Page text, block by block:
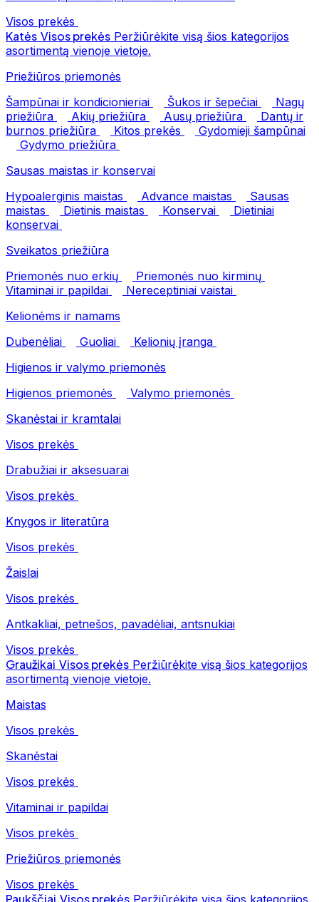
Visos prekės
Katės Visos prekės Peržiūrėkite visą šios kategorijos
asortimentą vienoje vietoje.
Priežiūros priemonės
Šampūnai ir kondicionieriai
Šukos ir šepečiai
Nagų
priežiūra
Akių priežiūra Ausų priežiūra
Dantų ir
burnos priežiūra
Kitos prekės
Gydomieji šampūnai
Gydymo priežiūra
Sausas maistas ir konservai
Hypoalerginis maistas
Advance maistas
Sausas
maistas
Dietinis maistas Konservai
Dietiniai
konservai
Sveikatos priežiūra
Priemonės nuo erkių
Priemonės nuo kirminų
Vitaminai ir papildai
Nereceptiniai vaistai
Kelionėms ir namams
Dubenėliai
Guoliai
Kelionių įranga
Higienos ir valymo priemonės
Higienos priemonės
Valymo priemonės
Skanėstai ir kramtalai
Visos prekės
Drabužiai ir aksesuarai
Visos prekės
Knygos ir literatūra
Visos prekės
Žaislai
Visos prekės
Antkakliai, petnešos, pavadėliai, antsnukiai
Visos prekės
Graužikai Visos prekės Peržiūrėkite visą šios kategorijos
asortimentą vienoje vietoje.
Maistas
Visos prekės
Skanėstai
Visos prekės
Vitaminai ir papildai
Visos prekės
Priežiūros priemonės
Visos prekės
Paukščiai Visos prekės Peržiūrėkite visą šios kategorijos